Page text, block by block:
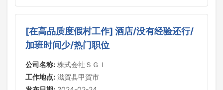
[在高品质度假村工作] 酒店/没有经验还行/
加班时间少/热门职位
公司名称: 株式会社ＳＧＩ
工作地点: 滋賀县甲賀市